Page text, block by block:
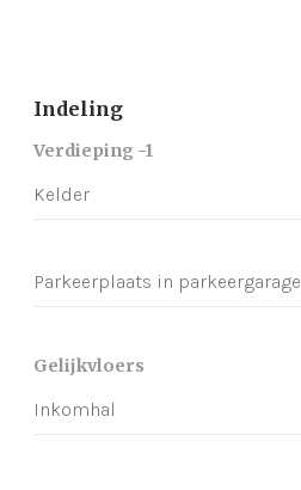
Indeling
Verdieping -1
Kelder
Parkeerplaats in parkeergarage
Gelijkvloers
Inkomhal